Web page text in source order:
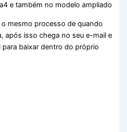
e também no modelo ampliado
mesmo processo de quando
após isso chega no seu e-mail e
baixar dentro do próprio